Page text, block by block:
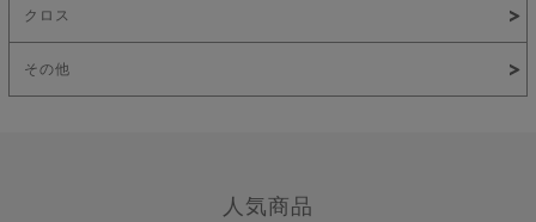
クロス
その他
人気商品